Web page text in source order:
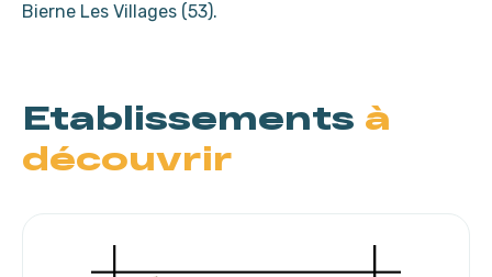
Bierne Les Villages (53).
Etablissements à
découvrir